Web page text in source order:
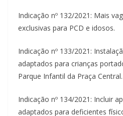
Indicação nº 132/2021: Mais
exclusivas para PCD e idosos.
Indicação nº 133/2021:
adaptados para crianças
Parque Infantil da Praça Central.
Indicação nº 134/2021: Incluir
adaptados para deficientes